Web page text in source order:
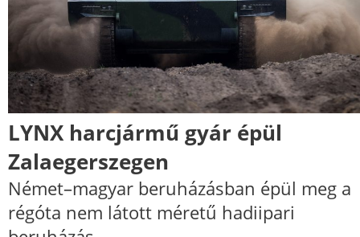
LYNX harcjármű gyár épül
Zalaegerszegen
Német–magyar beruházásban épül meg a
régóta nem látott méretű hadiipari